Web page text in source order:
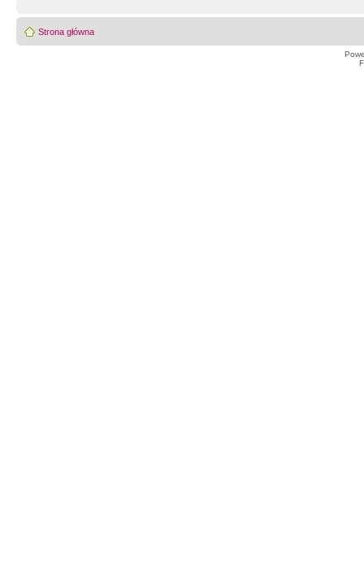
Strona główna